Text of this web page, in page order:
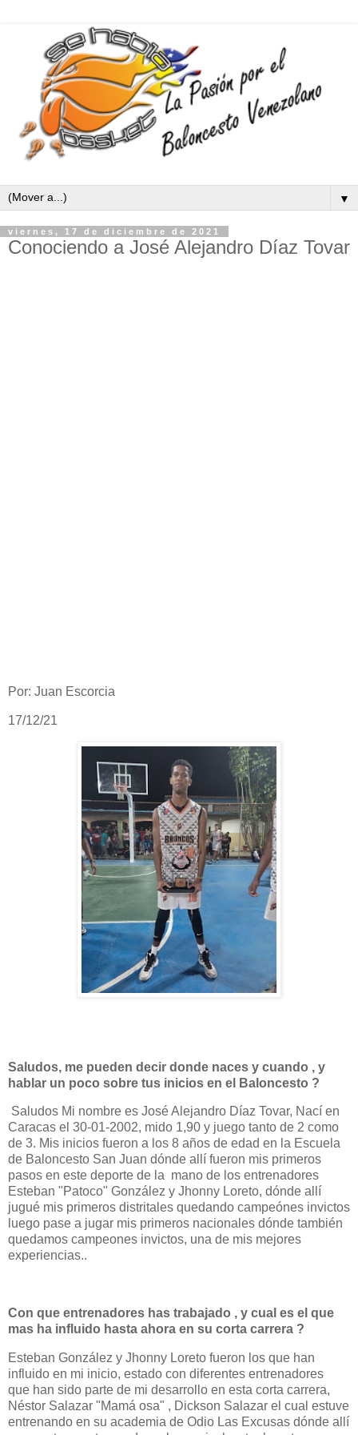
▼
viernes, 17 de diciembre de 2021
Conociendo a José Alejandro Díaz Tovar
Por: Juan Escorcia
17/12/21
Saludos, me pueden decir donde naces y cuando , y
hablar un poco sobre tus inicios en el Baloncesto ?
Saludos Mi nombre es José Alejandro Díaz Tovar, Nací en
Caracas el 30-01-2002, mido 1,90 y juego tanto de 2 como
de 3. Mis inicios fueron a los 8 años de edad en la Escuela
de Baloncesto San Juan dónde allí fueron mis primeros
pasos en este deporte de la mano de los entrenadores
Esteban "Patoco" González y Jhonny Loreto, dónde allí
jugué mis primeros distritales quedando campeónes invictos
luego pase a jugar mis primeros nacionales dónde también
quedamos campeones invictos, una de mis mejores
experiencias..
Con que entrenadores has trabajado , y cual es el que
mas ha influido hasta ahora en su corta carrera ?
Esteban González y Jhonny Loreto fueron los que han
influido en mi inicio, estado con diferentes entrenadores
que han sido parte de mi desarrollo en esta corta carrera,
Néstor Salazar "Mamá osa" , Dickson Salazar el cual estuve
entrenando en su academia de Odio Las Excusas dónde allí